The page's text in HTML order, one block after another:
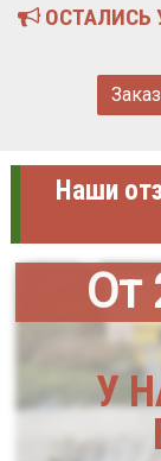
ОСТАЛИСЬ
Наши
От
У